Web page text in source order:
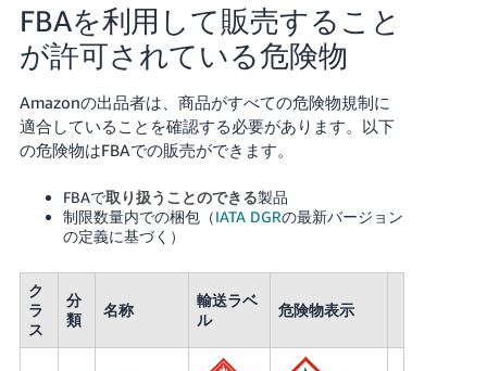
FBAを利用して販売すること
が許可されている危険物
Amazonの出品者は、商品がすべての危険物規制に
適合していることを確認する必要があります。以下
の危険物はFBAでの販売ができます。
FBAで取り扱うことのできる製品
制限数量内での梱包（IATA DGRの最新バージョン
の定義に基づく）
ク
ラ
ス
分
類
名称
輸送ラベ
ル
危険物表示